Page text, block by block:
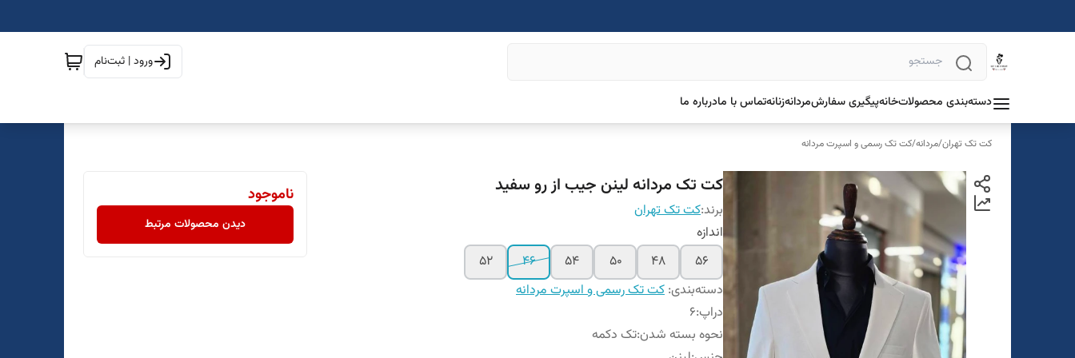
ورود | ثبت‌نام
دسته‌بندی محصولاتخانهپیگیری سفارشمردانهزنانهتماس با مادرباره ما
کت تک تهران/مردانه/کت تک رسمی و اسپرت مردانه
کت تک مردانه لینن جیب از رو سفید
برند:کت تک تهران
اندازه
۵۶
۴۸ ۵۰ ۵۴ ۴۶
۵۲
دسته‌بندی: کت تک رسمی و اسپرت مردانه
دراپ:
6
نحوه بسته شدن:تک دکمه
ناموجود
دیدن محصولات مرتبط